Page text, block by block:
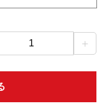
1 ＋